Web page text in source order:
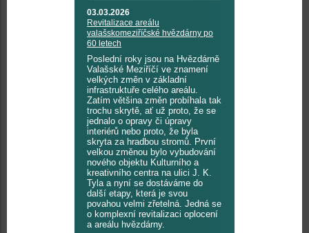
03.03.2026
Revitalizace areálu
valašskomeziříčské hvězdárny po
60 letech
Poslední roky jsou na Hvězdárně
Valašské Meziříčí ve znamení
velkých změn v základní
infrastruktuře celého areálu.
Zatím většina změn probíhala tak
trochu skrytě, ať už proto, že se
jednalo o opravy či úpravy
interiérů nebo proto, že byla
skryta za hradbou stromů. První
velkou změnou bylo vybudování
nového objektu Kulturního a
kreativního centra na ulici J. K.
Tyla a nyní se dostáváme do
další etapy, která je svou
povahou velmi zřetelná. Jedná se
o komplexní revitalizaci oplocení
a areálu hvězdárny.